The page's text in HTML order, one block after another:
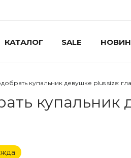
КАТАЛОГ SALE
купальник девушке plus size: